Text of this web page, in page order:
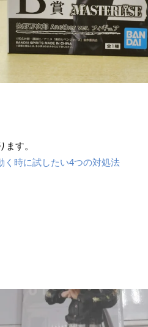
す。
く時に試したい4つの対処法